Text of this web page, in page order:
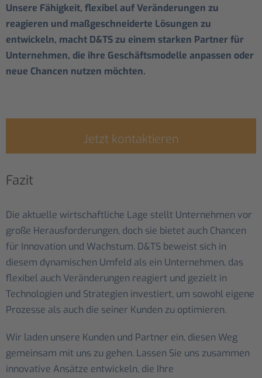
Unsere Fähigkeit, flexibel auf Veränderungen zu
reagieren und maßgeschneiderte Lösungen zu
entwickeln, macht D&TS zu einem starken Partner für
Unternehmen, die ihre Geschäftsmodelle anpassen oder
neue Chancen nutzen möchten.
Jetzt kontaktieren
Fazit
Die aktuelle wirtschaftliche Lage stellt Unternehmen vor
große Herausforderungen, doch sie bietet auch Chancen
für Innovation und Wachstum. D&TS beweist sich in
diesem dynamischen Umfeld als ein Unternehmen, das
flexibel auch Veränderungen reagiert und gezielt in
Technologien und Strategien investiert, um sowohl eigene
Prozesse als auch die seiner Kunden zu optimieren.
Wir laden unsere Kunden und Partner ein, diesen Weg
gemeinsam mit uns zu gehen. Lassen Sie uns zusammen
innovative Ansätze entwickeln, die Ihre